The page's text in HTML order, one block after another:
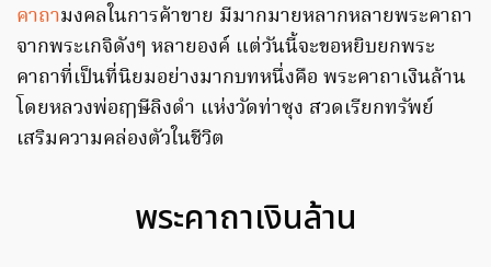
คาถามงคลในการค้าขาย มีมากมายหลากหลายพระคาถา
จากพระเกจิดังๆ หลายองค์ แต่วันนี้จะขอหยิบยกพระ
คาถาที่เป็นที่นิยมอย่างมากบทหนึ่งคือ พระคาถาเงินล้าน
โดยหลวงพ่อฤๅษีลิงดำ แห่งวัดท่าซุง สวดเรียกทรัพย์
เสริมความคล่องตัวในชีวิต
พระคาถาเงินล้าน